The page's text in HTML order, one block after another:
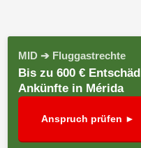
MID ➔ Fluggastrechte
Bis zu 600 €
Ankünfte in Mérida
Anspruch prüfen ►